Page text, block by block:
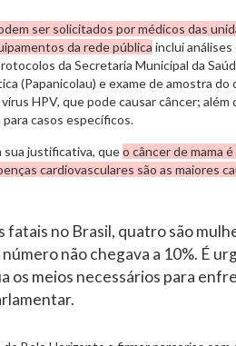
ser solicitados por médicos das
da rede pública inclui
da Secretaria Municipal da
(Papanicolau) e exame de amostra do
HPV, que pode causar câncer; além
casos específicos.
sua justificativa, queo câncer de mama
cardiovasculares são as maiores
fatais no Brasil, quatro são
não chegava a 10%. É
os meios necessários para